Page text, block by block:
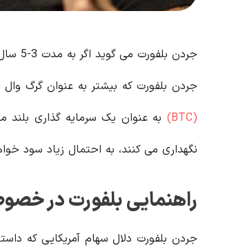
جردن بلفورت می گوید اگر به مدت 3-5 سال بیت کوین را نگهداری کنید سود خواهید برد.
جردن بلفورت که بیشتر به عنوان گرگ
(BTC)
نگهداری می کنند، به احتمال زیاد سود
راهنمایی بلفورت در
جردن بلفورت دلال سهام آمریکایی که